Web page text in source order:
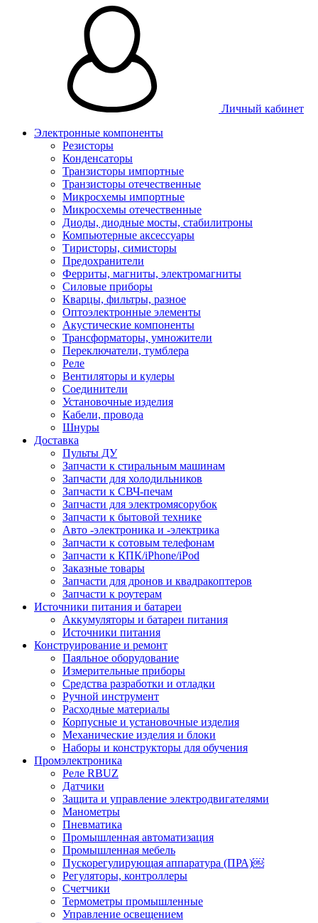
Личный кабинет
Электронные компоненты
Резисторы
Конденсаторы
Транзисторы импортные
Транзисторы отечественные
Микросхемы импортные
Микросхемы отечественные
Диоды, диодные мосты, стабилитроны
Компьютерные аксессуары
Тиристоры, симисторы
Предохранители
Ферриты, магниты, электромагниты
Силовые приборы
Кварцы, фильтры, разное
Оптоэлектронные элементы
Акустические компоненты
Трансформаторы, умножители
Переключатели, тумблера
Реле
Вентиляторы и кулеры
Соединители
Установочные изделия
Кабели, провода
Шнуры
Доставка
Пульты ДУ
Запчасти к стиральным машинам
Запчасти для холодильников
Запчасти к СВЧ-печам
Запчасти для электромясорубок
Запчасти к бытовой технике
Авто -электроника и -электрика
Запчасти к сотовым телефонам
Запчасти к КПК/iPhone/iPod
Заказные товары
Запчасти для дронов и квадракоптеров
Запчасти к роутерам
Источники питания и батареи
Аккумуляторы и батареи питания
Источники питания
Конструирование и ремонт
Паяльное оборудование
Измерительные приборы
Средства разработки и отладки
Ручной инструмент
Расходные материалы
Корпусные и установочные изделия
Механические изделия и блоки
Наборы и конструкторы для обучения
Промэлектроника
Реле RBUZ
Датчики
Защита и управление электродвигателями
Манометры
Пневматика
Промышленная автоматизация
Промышленная мебель
Пускорегулирующая аппаратура (ПРА)￼
Регуляторы, контроллеры
Счетчики
Термометры промышленные
Управление освещением